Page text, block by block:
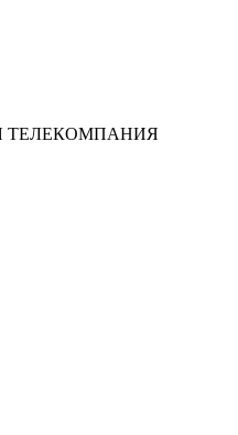
ТЕЛЕКОМПАНИЯ